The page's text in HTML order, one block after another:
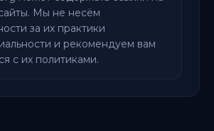
Мы не несём
за их практики
и рекомендуем вам
с их политиками.